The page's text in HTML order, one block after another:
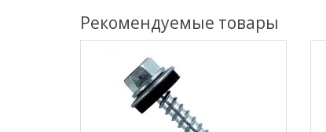
Рекомендуемые товары